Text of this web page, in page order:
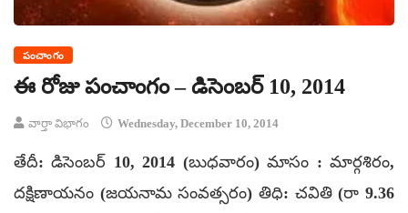
పంచాంగం
ఈ రోజు పంచాంగం – డిసెంబర్ 10, 2014
వార్తా విభాగం Wednesday, December 10, 2014
తేదీ: డిసెంబర్ 10, 2014 (బుధవారం) మాసం : మార్గశిరం,
దక్షిణాయనం (జయనామ సంవత్సరం) తిధి: చవితి (రా 9.36